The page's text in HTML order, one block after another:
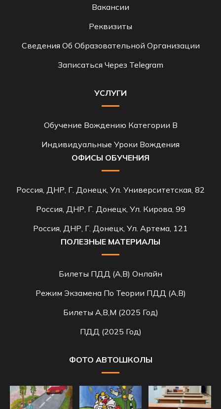
Вакансии
Реквизиты
Сведения Об Образовательной Организации
Записаться Через Telegram
УСЛУГИ
Обучение Вождению Категории B
Индивидуальные Уроки Вождения
ОФИСЫ ОБУЧЕНИЯ
Россия, ДНР, Г. Донецк, Ул. Университетская, 82
Россия, ДНР, Г. Донецк, Ул. Кирова, 99
Россия, ДНР, Г. Донецк, Ул. Артема, 121
ПОЛЕЗНЫЕ МАТЕРИАЛЫ
Билеты ПДД (A,B) Онлайн
Режим Экзамена По Теории ПДД (A,B)
Билеты A,B,M (2025 Год)
ПДД (2025 Год)
ФОТО АВТОШКОЛЫ